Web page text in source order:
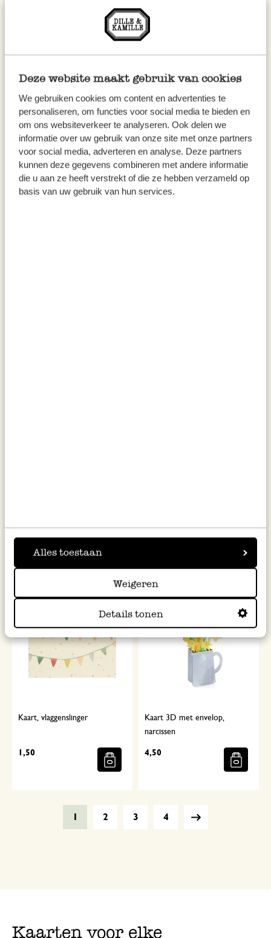
Deze website maakt gebruik van cookies
We gebruiken cookies om content en advertenties te
personaliseren, om functies voor social media te bieden en
om ons websiteverkeer te analyseren. Ook delen we
informatie over uw gebruik van onze site met onze partners
voor social media, adverteren en analyse. Deze partners
kunnen deze gegevens combineren met andere informatie
die u aan ze heeft verstrekt of die ze hebben verzameld op
basis van uw gebruik van hun services.
Alles toestaan
Weigeren
Details tonen
Kaart 3D met envelop,
lieveheersbeestje
4,50
Kaart 3D met envelop, hond
4,50
Nieuw
Kaart, vlaggenslinger
1,50
Kaart 3D met envelop,
narcissen
4,50
2 3 4
Kaarten voor elke